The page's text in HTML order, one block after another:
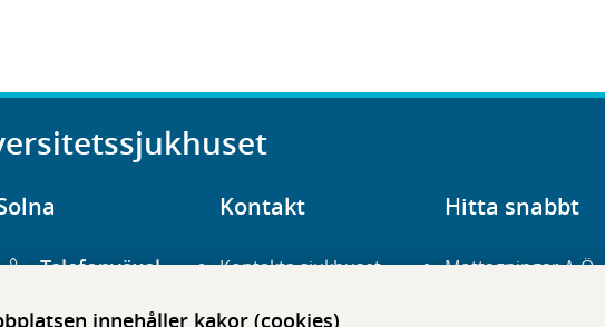
innehåller kakor (cookies)
Telefonväxel
Kontakt
Kontakta sjukhuset
Hitta hit
Hitta snabbt
Mottagningar A-Ö